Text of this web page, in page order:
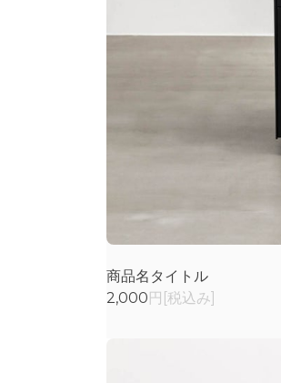
商品名タイトル
2,000円[税込み]